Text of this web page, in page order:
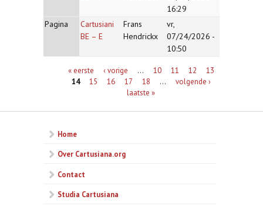
16:29
Pagina
Cartusiani
BE – E
Frans
Hendrickx
vr,
07/24/2026 -
10:50
Pagina's« eerste ‹ vorige … 10 11 12
13
14
15 16 17 18 …
volgende ›
laatste »
Home
Over Cartusiana.org
Contact
Studia Cartusiana